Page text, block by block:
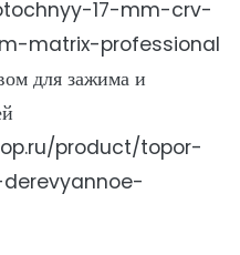
17-mm-crv-
matrix-professional
для зажима и
product/topor-